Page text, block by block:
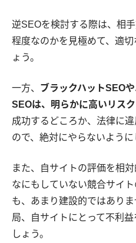
逆SEOを検討する際は、相
程度なのかを見極めて、適
ょう。
一方、 ブラックハットSEO
SEOは、明らかに高いリス
成功するどころか、法律に
ので、絶対にやらないように
また、自サイトの評価を相
なにもしていない競合サイ
も、あまり建設的ではあり
局、自サイトにとって不利
しょう。